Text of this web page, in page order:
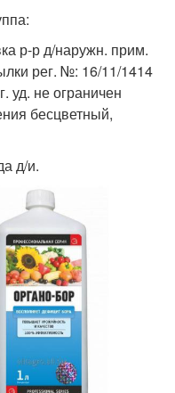
Янтарная кислота
Кислота в огороде
Кислоты для
стимулирования
Кислоты на конкретных
культурах
р-р д/наружн. прим.
рег. №: 16/11/1414
уд. не ограничен
бесцветный,
д/и.